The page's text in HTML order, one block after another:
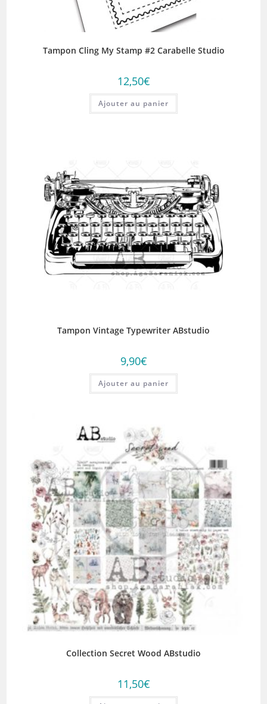
Tampon Cling My Stamp #2 Carabelle Studio
12,50€
Ajouter au panier
Tampon Vintage Typewriter ABstudio
9,90€
Ajouter au panier
Collection Secret Wood ABstudio
11,50€